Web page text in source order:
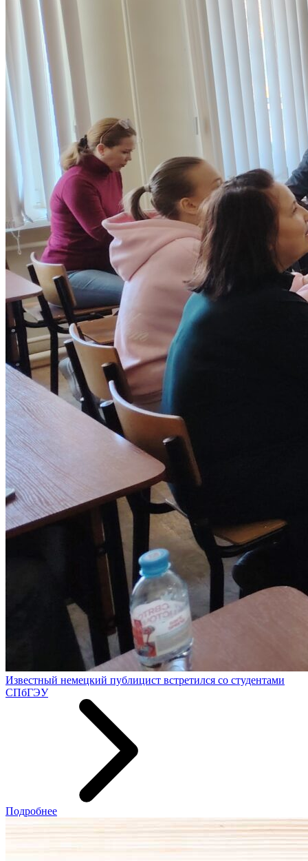
Известный немецкий публицист встретился со студентами
СПбГЭУ
Подробнее